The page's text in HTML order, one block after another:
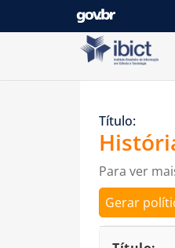
Pular para o conteúdo
Título:
Para ver
Gerar